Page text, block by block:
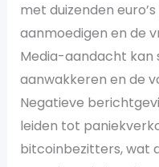
met duizenden
aanmoedigen en de
Media-aandacht kan
aanwakkeren en de
Negatieve
leiden tot
bitcoinbezitters, wat